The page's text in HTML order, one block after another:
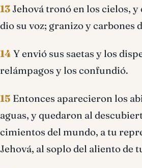
13 Jehová tronó en los cielos,
dio su voz; granizo y carbones
14 Y envió sus saetas y los
relámpagos y los confundió.
15 Entonces aparecieron los
aguas, y quedaron al
cimientos del mundo, a tu
Jehová, al soplo del aliento de